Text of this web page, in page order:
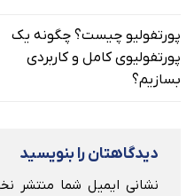
پورتفولیو چیست؟ چگونه یک
پورتفولیوی کامل و کاربردی
بسازیم؟
دیدگاهتان را بنویسید
نشانی ایمیل شما منتشر